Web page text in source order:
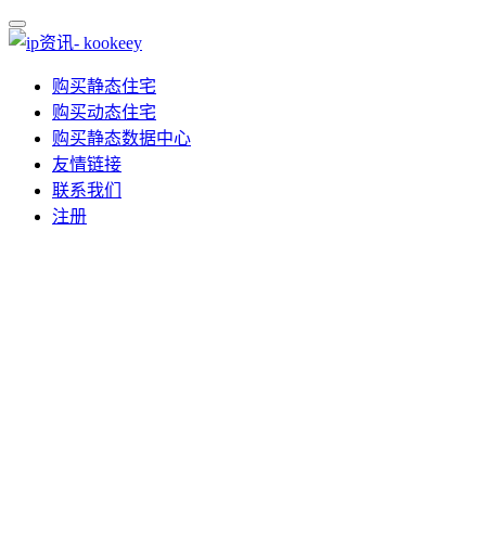
购买静态住宅
购买动态住宅
购买静态数据中心
友情链接
联系我们
注册